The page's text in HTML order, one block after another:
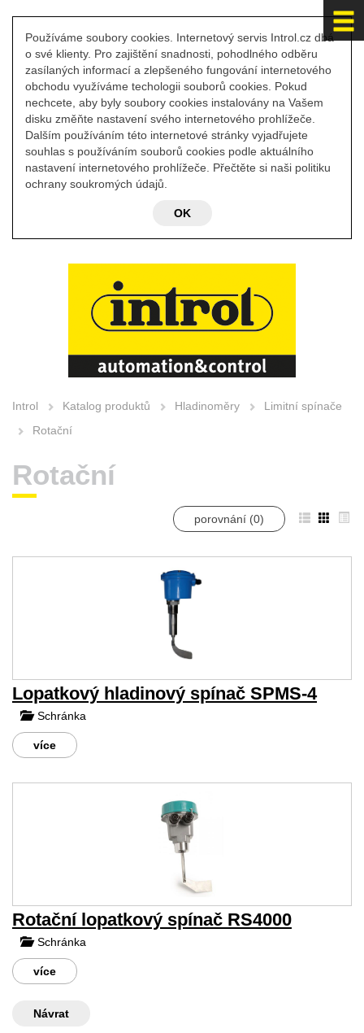
Používáme soubory cookies. Internetový servis Introl.cz dbá
o své klienty. Pro zajištění snadnosti, pohodlného odběru
zasílaných informací a zlepšeného fungování internetového
obchodu využíváme techologii souborů cookies. Pokud
nechcete, aby byly soubory cookies instalovány na Vašem
disku změňte nastavení svého internetového prohlížeče.
Dalším používáním této internetové stránky vyjadřujete
souhlas s používáním souborů cookies podle aktuálního
nastavení internetového prohlížeče. Přečtěte si naši politiku
ochrany soukromých údajů.
OK
Introl Katalog produktů Hladinoměry
Limitní spínače
Rotační
Rotační
porovnání (0)
Lopatkový hladinový spínač SPMS-4
Schránka
více
Rotační lopatkový spínač RS4000
Schránka
více
Návrat